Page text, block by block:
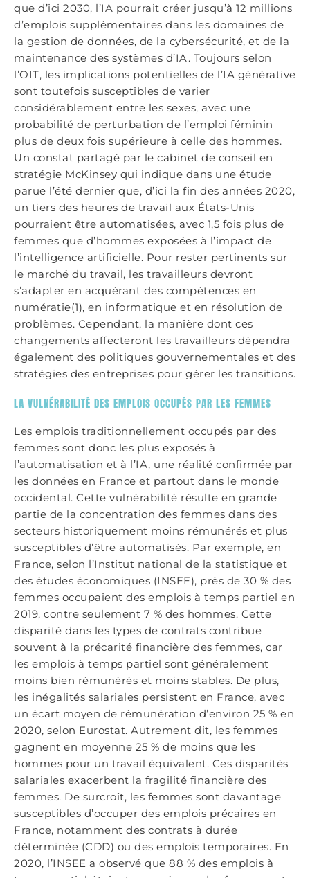
que d’ici 2030, l’IA pourrait créer jusqu’à 12 millions
d’emplois supplémentaires dans les domaines de
la gestion de données, de la cybersécurité, et de la
maintenance des systèmes d’IA. Toujours selon
l’OIT, les implications potentielles de l’IA générative
sont toutefois susceptibles de varier
considérablement entre les sexes, avec une
probabilité de perturbation de l’emploi féminin
plus de deux fois supérieure à celle des hommes.
Un constat partagé par le cabinet de conseil en
stratégie McKinsey qui indique dans une étude
parue l’été dernier que, d’ici la fin des années 2020,
un tiers des heures de travail aux États-Unis
pourraient être automatisées, avec 1,5 fois plus de
femmes que d’hommes exposées à l’impact de
l’intelligence artificielle. Pour rester pertinents sur
le marché du travail, les travailleurs devront
s’adapter en acquérant des compétences en
numératie(1), en informatique et en résolution de
problèmes. Cependant, la manière dont ces
changements affecteront les travailleurs dépendra
également des politiques gouvernementales et des
stratégies des entreprises pour gérer les transitions.
LA VULNÉRABILITÉ DES EMPLOIS OCCUPÉS PAR LES FEMMES
Les emplois traditionnellement occupés par des
femmes sont donc les plus exposés à
l’automatisation et à l’IA, une réalité confirmée par
les données en France et partout dans le monde
occidental. Cette vulnérabilité résulte en grande
partie de la concentration des femmes dans des
secteurs historiquement moins rémunérés et plus
susceptibles d’être automatisés. Par exemple, en
France, selon l’Institut national de la statistique et
des études économiques (INSEE), près de 30 % des
femmes occupaient des emplois à temps partiel en
2019, contre seulement 7 % des hommes. Cette
disparité dans les types de contrats contribue
souvent à la précarité financière des femmes, car
les emplois à temps partiel sont généralement
moins bien rémunérés et moins stables. De plus,
les inégalités salariales persistent en France, avec
un écart moyen de rémunération d’environ 25 % en
2020, selon Eurostat. Autrement dit, les femmes
gagnent en moyenne 25 % de moins que les
hommes pour un travail équivalent. Ces disparités
salariales exacerbent la fragilité financière des
femmes. De surcroît, les femmes sont davantage
susceptibles d’occuper des emplois précaires en
France, notamment des contrats à durée
déterminée (CDD) ou des emplois temporaires. En
2020, l’INSEE a observé que 88 % des emplois à